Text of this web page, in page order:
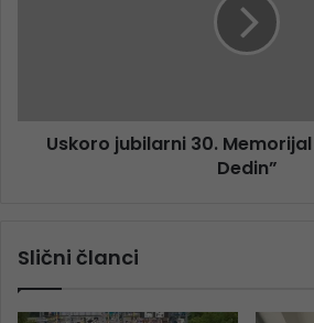
Uskoro jubilarni 30.
Dedin”
Slični članci